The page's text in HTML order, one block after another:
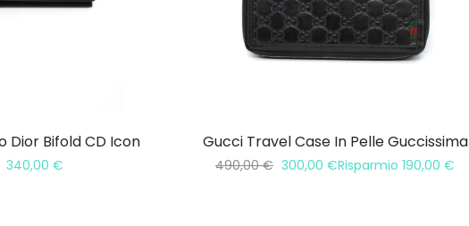
Dior Bifold CD Icon
340,00 €
Gucci Travel Case In Pelle Guccissima
490,00€ 300,00 €Risparmio 190,00 €